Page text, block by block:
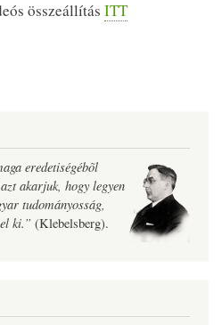
összeállítás ITT
eredetiségébõl
akarjuk, hogy legyen
tudományosság,
ki.” (Klebelsberg).